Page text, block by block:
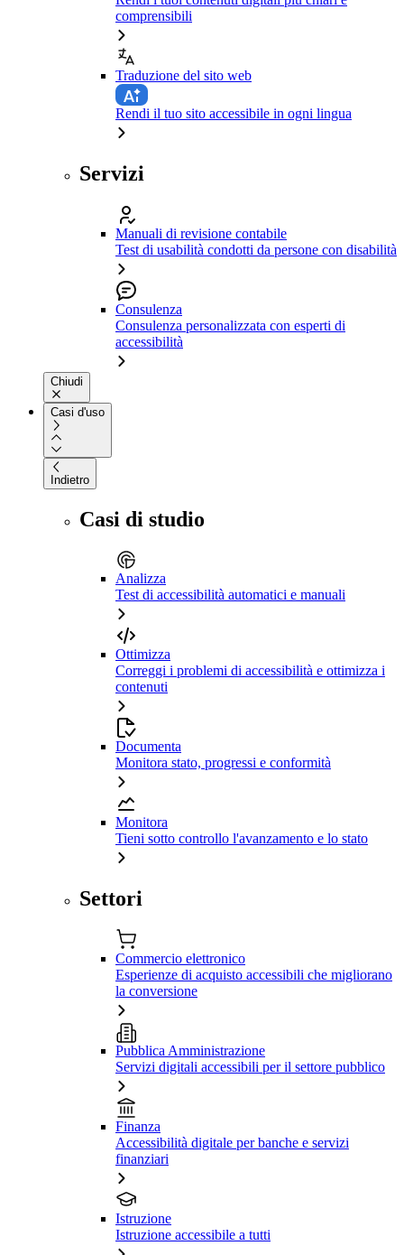
comprensibili
Traduzione del sito web
Rendi il tuo sito accessibile in ogni lingua
Servizi
Manuali di revisione contabile
Test di usabilità condotti da persone con disabilità
Consulenza
Consulenza personalizzata con esperti di
accessibilità
Chiudi
Casi d'uso
Indietro
Casi di studio
Analizza
Test di accessibilità automatici e manuali
Ottimizza
Correggi i problemi di accessibilità e ottimizza i
contenuti
Documenta
Monitora stato, progressi e conformità
Monitora
Tieni sotto controllo l'avanzamento e lo stato
Settori
Commercio elettronico
Esperienze di acquisto accessibili che migliorano
la conversione
Pubblica Amministrazione
Servizi digitali accessibili per il settore pubblico
Finanza
Accessibilità digitale per banche e servizi
finanziari
Istruzione
Istruzione accessibile a tutti